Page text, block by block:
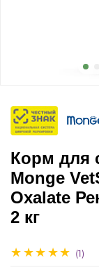
(1)
Корм для
Monge
Oxalate
2 кг